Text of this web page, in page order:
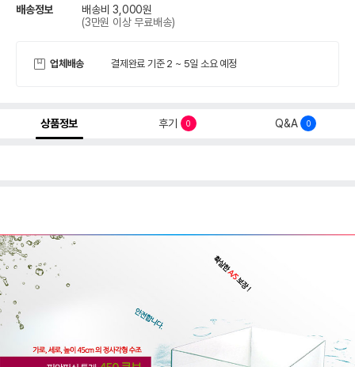
배송정보
배송비 3,000원
(3만원 이상 무료배송)
업체배송 결제완료 기준 2 ~ 5일 소요 예정
상품정보 후기 0 Q&A 0